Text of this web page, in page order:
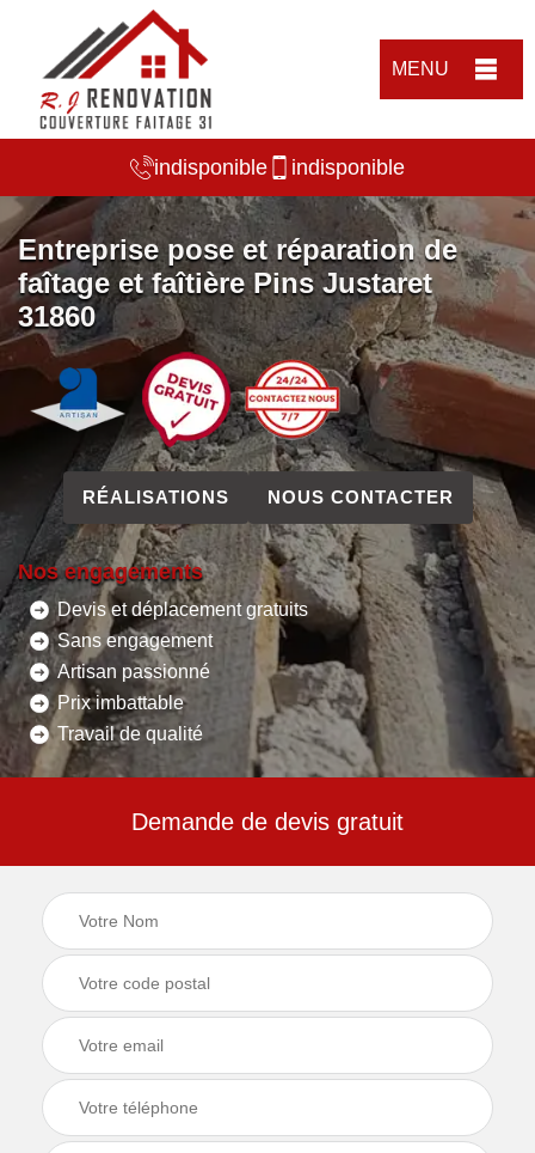
MENU
indisponible indisponible
Entreprise pose et réparation de
faîtage et faîtière Pins Justaret
31860
RÉALISATIONS NOUS CONTACTER
Nos engagements
Devis et déplacement gratuits
Sans engagement
Artisan passionné
Prix imbattable
Travail de qualité
Demande de devis gratuit